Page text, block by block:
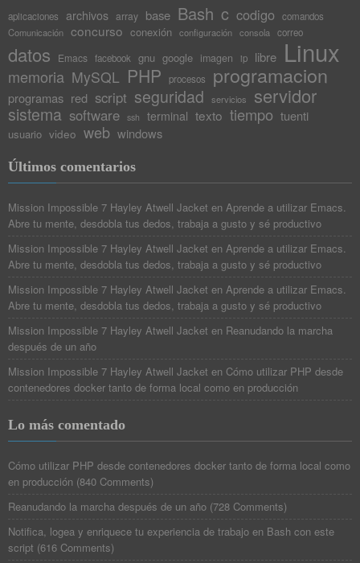
aplicaciones archivos array base Bash c codigo
comandos
Comunicación concurso conexión configuración consola correo
datos Emacs facebook gnu google imagen ip libre Linux
memoria MySQL PHP procesos programacion
programas red script seguridad servicios servidor
sistema software ssh terminal texto tiempo tuenti
usuario video web windows
Últimos comentarios
Mission Impossible 7 Hayley Atwell Jacket en Aprende a utilizar Emacs.
Abre tu mente, desdobla tus dedos, trabaja a gusto y sé productivo
Mission Impossible 7 Hayley Atwell Jacket en Aprende a utilizar Emacs.
Abre tu mente, desdobla tus dedos, trabaja a gusto y sé productivo
Mission Impossible 7 Hayley Atwell Jacket en Aprende a utilizar Emacs.
Abre tu mente, desdobla tus dedos, trabaja a gusto y sé productivo
Mission Impossible 7 Hayley Atwell Jacket en Reanudando la marcha
después de un año
Mission Impossible 7 Hayley Atwell Jacket en Cómo utilizar PHP desde
contenedores docker tanto de forma local como en producción
Lo más comentado
Cómo utilizar PHP desde contenedores docker tanto de forma local como
en producción (840 Comments)
Reanudando la marcha después de un año (728 Comments)
Notifica, logea y enriquece tu experiencia de trabajo en Bash con este
script (616 Comments)